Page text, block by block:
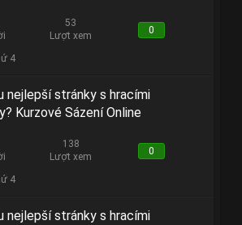
53
Lượt xem
0
4
nejlepší stránky s hracími
Kurzové Sázení Online
138
Lượt xem
0
4
nejlepší stránky s hracími